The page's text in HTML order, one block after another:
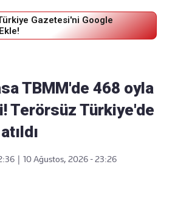
Gazetesi'ni Google
TBMM'de 468 oyla
Terörsüz Türkiye'de
10 Ağustos, 2026 - 23:26